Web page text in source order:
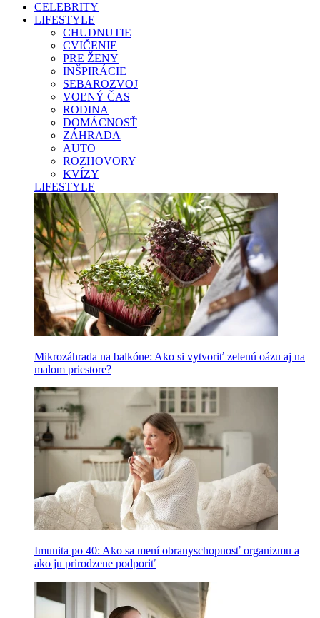
CELEBRITY
LIFESTYLE
CHUDNUTIE
CVIČENIE
PRE ŽENY
INŠPIRÁCIE
SEBAROZVOJ
VOĽNÝ ČAS
RODINA
DOMÁCNOSŤ
ZÁHRADA
AUTO
ROZHOVORY
KVÍZY
LIFESTYLE
Mikrozáhrada na balkóne: Ako si vytvoriť zelenú oázu aj na
malom priestore?
Imunita po 40: Ako sa mení obranyschopnosť organizmu a
ako ju prirodzene podporiť